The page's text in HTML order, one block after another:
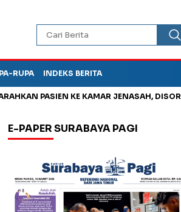
RUPA INDEKS BERITA
PASIEN KE KAMAR JENASAH, DISOROT
E-PAPER SURABAYA PAGI